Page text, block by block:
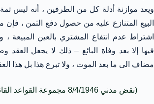
ويعد موازنة أدلة كل من الطرفين ، أنه ليس
البيع المتنازع عليه من حصول دفع الثمن ، فإن
اشتراط عدم انتفاع المشتري بالعين المبيعة
فيها إلا بعد وفاة البائع – ذلك لا يجعل العقد
مضاف الى ما بعد الموت ، ولا تبرع هذا بل هذا
(نقض مدني 8/4/1946 مجموعة القواعد القانونية 1-349-35)